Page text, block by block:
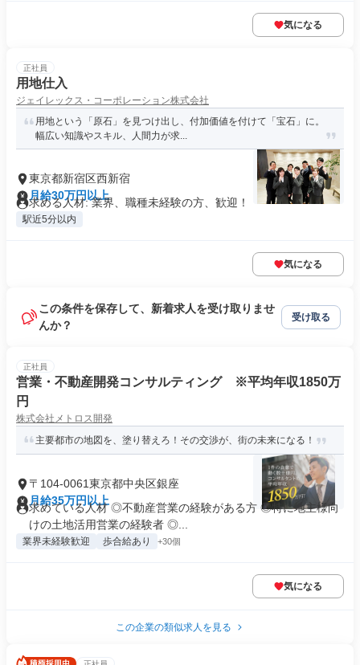
気になる
正社員
用地仕入
ジェイレックス・コーポレーション株式会社
用地という「原石」を見つけ出し、付加価値を付けて「宝石」に。
幅広い知識やスキル、人間力が求...
東京都新宿区西新宿
月給30万円以上
求める人材: 業界、職種未経験の方、歓迎！
駅近5分以内
気になる
この条件を保存して、新着求人を受け取りませ
んか？
受け取る
正社員
営業・不動産開発コンサルティング ※平均年収1850万
円
株式会社メトロス開発
主要都市の地図を、塗り替えろ！その交渉が、街の未来になる！
〒104-0061東京都中央区銀座
月給35万円以上
求めている人材 ◎不動産営業の経験がある方 ◎特に地主様向
けの土地活用営業の経験者 ◎...
業界未経験歓迎 歩合給あり +30個
気になる
この企業の類似求人を見る